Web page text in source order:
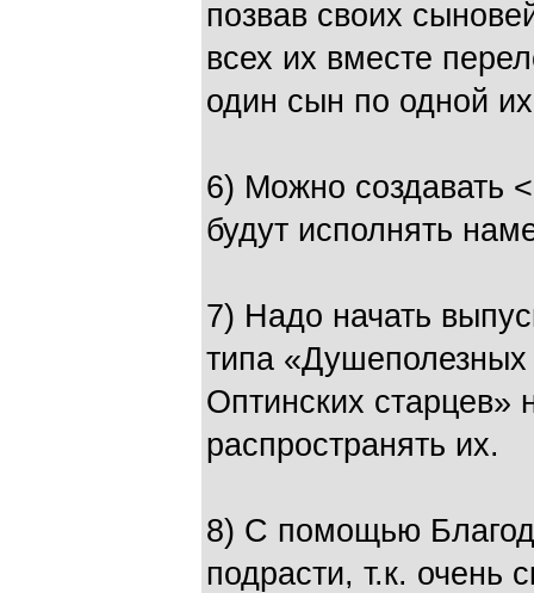
позвав своих
всех их вместе
один сын по одной
6) Можно создавать
будут исполнять
7) Надо начать
типа
Оптинских
распространять их.
8) С помощью
подрасти, т.к. очень